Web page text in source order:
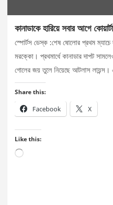
কানাডাকে হারিয়ে সবার আগে
স্পোর্টস ডেস্ক :শেষ ষোলোর প্রথম ম্যাচে
মরক্কো। প্রথমার্ধে কানাডার দাপট
গোলের জয় তুলে নিয়েছে আটলাস লায়ন্স।
Share this:
Facebook X
Like this:
Loading…